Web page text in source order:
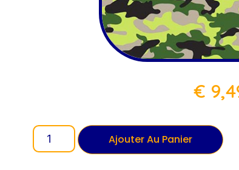
€
Ajouter Au Panier